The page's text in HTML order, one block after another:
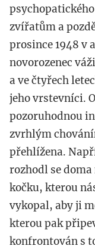
zvířatům a
prosince 1948 v
novorozenec
a ve čtyřech
jeho vrstevníci.
pozoruhodnou
zvrhlým
přehlížena.
rozhodl se
kočku, kterou
vykopal, aby ji
kterou pak
konfrontován s